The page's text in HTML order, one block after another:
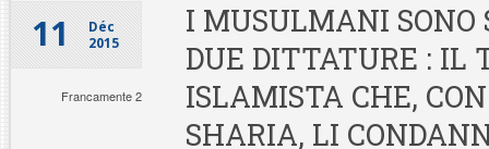
11
Déc
2015
Francamente 2
I MUSULMANI
DUE DITTATURE : IL
ISLAMISTA CHE,
SHARIA, LI